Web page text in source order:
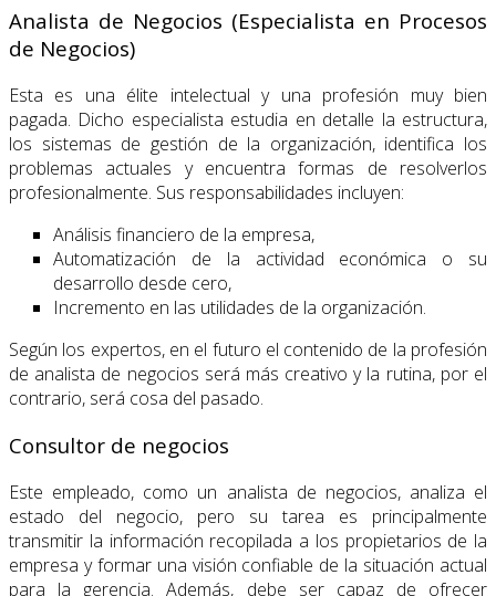
Analista de Negocios (Especialista en Procesos
de Negocios)
Esta es una élite intelectual y una profesión muy bien
pagada. Dicho especialista estudia en detalle la estructura,
los sistemas de gestión de la organización, identifica los
problemas actuales y encuentra formas de resolverlos
profesionalmente. Sus responsabilidades incluyen:
Análisis financiero de la empresa,
Automatización de la actividad económica o su
desarrollo desde cero,
Incremento en las utilidades de la organización.
Según los expertos, en el futuro el contenido de la profesión
de analista de negocios será más creativo y la rutina, por el
contrario, será cosa del pasado.
Consultor de negocios
Este empleado, como un analista de negocios, analiza el
estado del negocio, pero su tarea es principalmente
transmitir la información recopilada a los propietarios de la
empresa y formar una visión confiable de la situación actual
para la gerencia. Además, debe ser capaz de ofrecer